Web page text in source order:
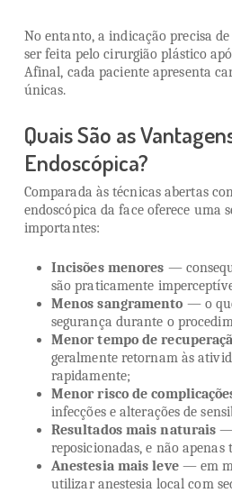
No entanto, a indicação precisa
ser feita pelo cirurgião plástico
Afinal, cada paciente apresenta
únicas.
Quais São as
Endoscópica?
Comparada às técnicas abertas
endoscópica da face oferece uma
importantes:
Incisões menores —
são praticamente
Menos sangramento — o
segurança durante o
Menor tempo de
geralmente retornam às
rapidamente;
Menor risco de
infecções e alterações de
Resultados mais naturais —
reposicionadas, e não apenas
Anestesia mais leve— em
utilizar anestesia local com